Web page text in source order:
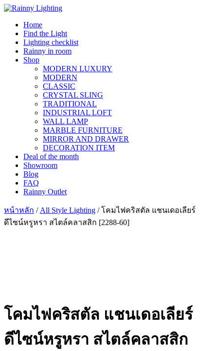
Skip
contentHome
Find the Light
Lighting checklist
Rainny in room
Shop
MODERN LUXURY
MODERN
CLASSIC
CRYSTAL SLING
TRADITIONAL
INDUSTRIAL LOFT
WALL LAMP
MARBLE FURNITURE
MIRROR AND DRAWER
DECORATION ITEM
Deal of the month
Showroom
Blog
FAQ
Rainny Outlet
หน้าหลัก / All Style Lighting / โคมไฟคริสตัล แชนเดอเลียร์
ดีไซน์หรูหรา สไตล์คลาสสิก [2288-60]
โคมไฟคริสตัล แชนเดอเลียร์
ดีไซน์หรูหรา สไตล์คลาสสิก